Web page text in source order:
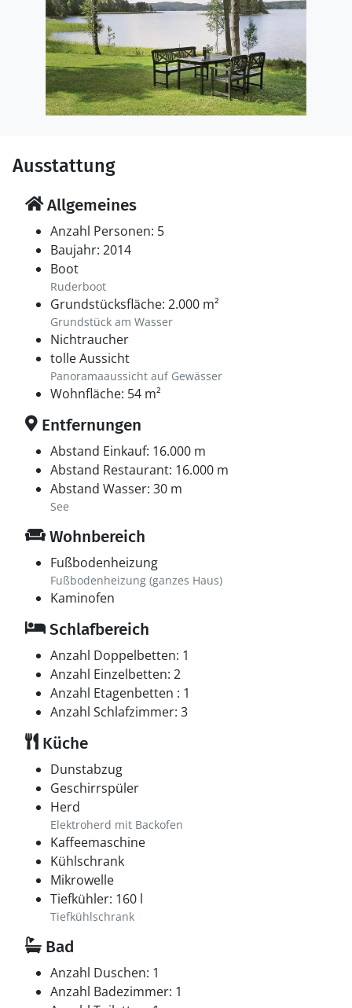
Ausstattung
Allgemeines
Anzahl Personen: 5
Baujahr: 2014
Boot
Ruderboot
Grundstücksfläche: 2.000 m²
Grundstück am Wasser
Nichtraucher
tolle Aussicht
Panoramaaussicht auf Gewässer
Wohnfläche: 54 m²
Entfernungen
Abstand Einkauf: 16.000 m
Abstand Restaurant: 16.000 m
Abstand Wasser: 30 m
See
Wohnbereich
Fußbodenheizung
Fußbodenheizung (ganzes Haus)
Kaminofen
Schlafbereich
Anzahl Doppelbetten: 1
Anzahl Einzelbetten: 2
Anzahl Etagenbetten : 1
Anzahl Schlafzimmer: 3
Küche
Dunstabzug
Geschirrspüler
Herd
Elektroherd mit Backofen
Kaffeemaschine
Kühlschrank
Mikrowelle
Tiefkühler: 160 l
Tiefkühlschrank
Bad
Anzahl Duschen: 1
Anzahl Badezimmer: 1